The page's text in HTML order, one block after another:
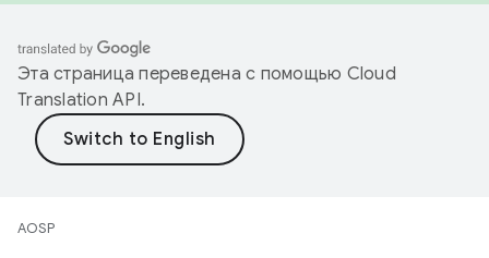
Эта страница переведена с помощью Cloud
Translation API.
AOSP